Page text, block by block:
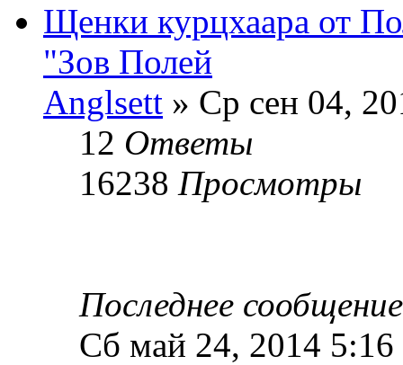
Щенки курцхаара от
"Зов Полей
Anglsett » Ср сен 04,
12 Ответы
16238 Просмотры
Последнее
Сб май 24, 2014 5:16